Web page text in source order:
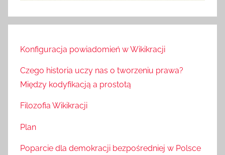
Konfiguracja powiadomień w Wikikracji
Czego historia uczy nas o tworzeniu prawa?
Między kodyfikacją a prostotą
Filozofia Wikikracji
Plan
Poparcie dla demokracji bezpośredniej w Polsce